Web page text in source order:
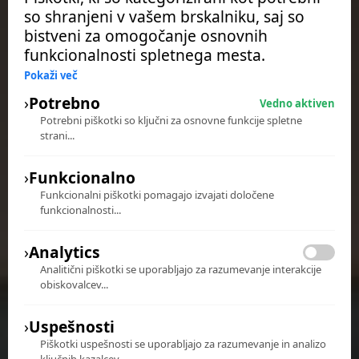
Jesen na Ribniškem Pohorju
Preberi več
so shranjeni v vašem brskalniku, saj so
bistveni za omogočanje osnovnih
funkcionalnosti spletnega mesta.
Pokaži več
›Potrebno
Vedno aktiven
Potrebni piškotki so ključni za osnovne funkcije spletne
strani...
›Funkcionalno
Funkcionalni piškotki pomagajo izvajati določene
funkcionalnosti...
›Analytics
Analitični piškotki se uporabljajo za razumevanje interakcije
obiskovalcev...
›Uspešnosti
Piškotki uspešnosti se uporabljajo za razumevanje in analizo